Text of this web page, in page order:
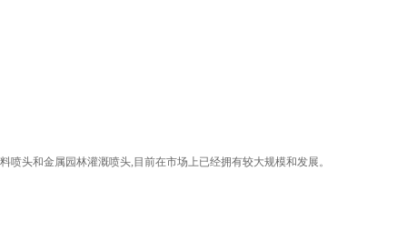
头和金属园林灌溉喷头,目前在市场上已经拥有较大规模和发展。